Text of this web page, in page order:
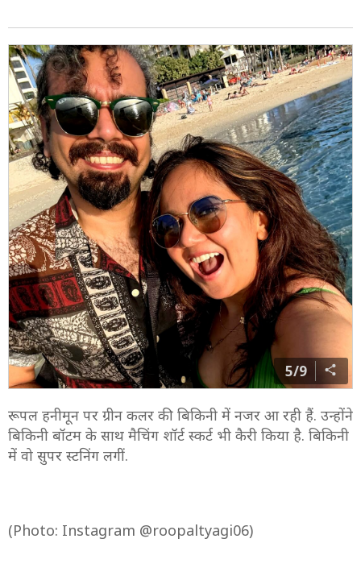
5/9
रूपल हनीमून पर ग्रीन कलर की बिकिनी में नजर आ रही हैं. उन्होंने
बिकिनी बॉटम के साथ मैचिंग शॉर्ट स्कर्ट भी कैरी किया है. बिकिनी
में वो सुपर स्टनिंग लगीं.
(Photo: Instagram @roopaltyagi06)